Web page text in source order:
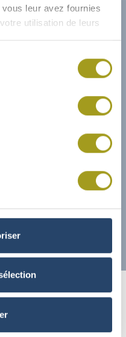
leur avez fournies
utilisation de leurs
CAC SUR